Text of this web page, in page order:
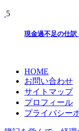
5
現金過不足の仕訳
HOME
お問い合わせ
サイトマップ
プロフィール
プライバシー